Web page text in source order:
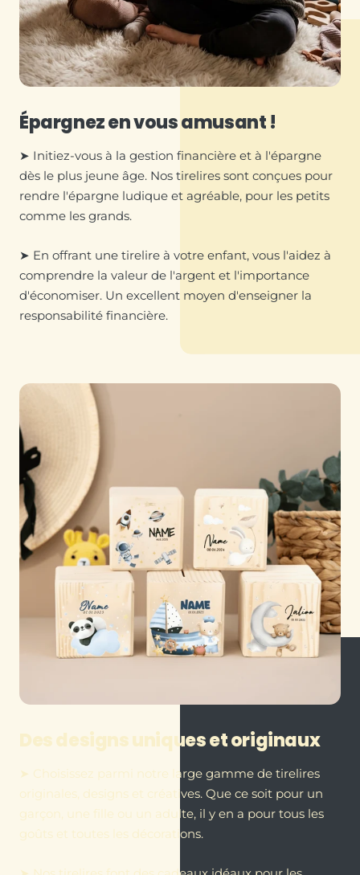
Épargnez en vous amusant !
➤ Initiez-vous à la gestion financière et à l'épargne
dès le plus jeune âge. Nos tirelires sont conçues pour
rendre l'épargne ludique et agréable, pour les petits
comme les grands.
➤ En offrant une tirelire à votre enfant, vous l'aidez à
comprendre la valeur de l'argent et l'importance
d'économiser. Un excellent moyen d'enseigner la
responsabilité financière.
Des designs uniques et originaux
➤ Choisissez parmi notre large gamme de tirelires
originales, designs et créatives. Que ce soit pour un
garçon, une fille ou un adulte, il y en a pour tous les
goûts et toutes les décorations.